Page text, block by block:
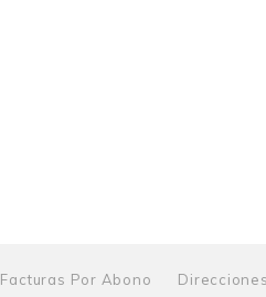
Facturas Por Abono Direcciones